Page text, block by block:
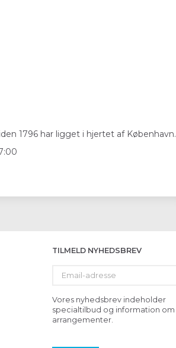
1796 har ligget i hjertet af København.
TILMELD NYHEDSBREV
adresse
Vores nyhedsbrev indeholder
specialtilbud og information om
arrangementer.